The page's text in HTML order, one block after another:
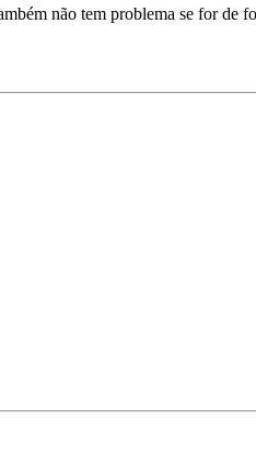
não tem problema se for de